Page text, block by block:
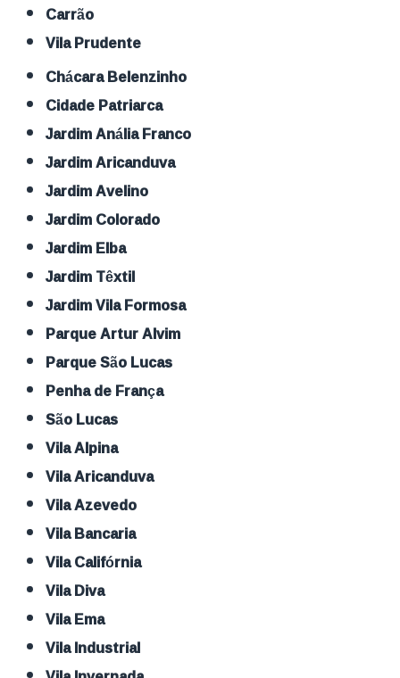
Carrão
Vila Prudente
Chácara Belenzinho
Cidade Patriarca
Jardim Anália Franco
Jardim Aricanduva
Jardim Avelino
Jardim Colorado
Jardim Elba
Jardim Têxtil
Jardim Vila Formosa
Parque Artur Alvim
Parque São Lucas
Penha de França
São Lucas
Vila Alpina
Vila Aricanduva
Vila Azevedo
Vila Bancaria
Vila Califórnia
Vila Diva
Vila Ema
Vila Industrial